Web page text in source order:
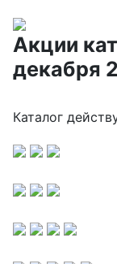
Акции
декабря
Каталог